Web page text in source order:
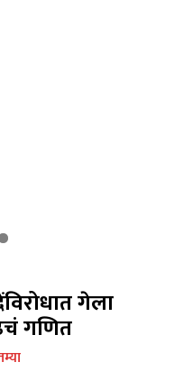
गेला
गणित